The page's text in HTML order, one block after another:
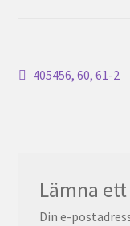
Föregående
405456, 60, 61-2
Lämna
Din e-